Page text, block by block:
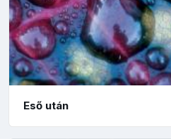
Eső után